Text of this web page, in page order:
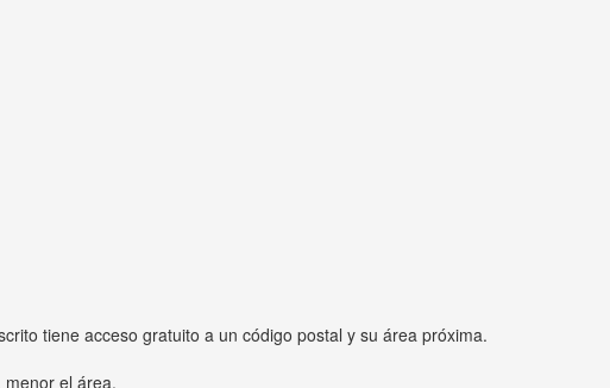
tiene acceso gratuito a un código postal y su área próxima.
el área.